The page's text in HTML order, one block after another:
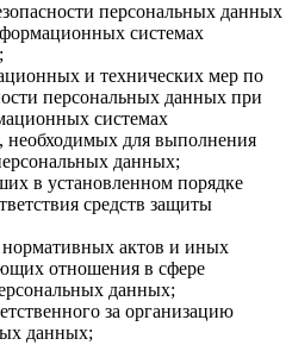
персональных данных
системах
и технических мер по
персональных данных при
системах
необходимых для выполнения
данных;
в установленном порядке
средств защиты
актов и иных
отношения в сфере
данных;
за организацию
данных;